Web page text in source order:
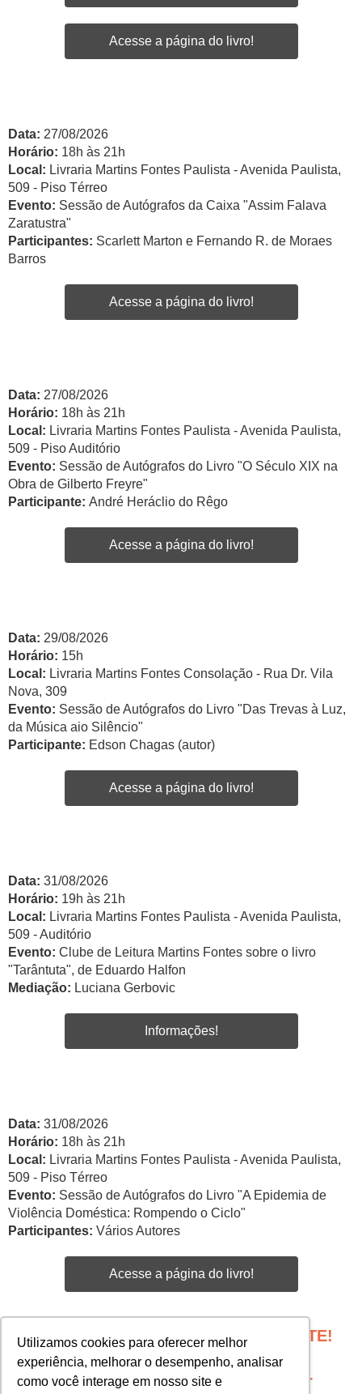
Utilizamos cookies para oferecer melhor
experiência, melhorar o desempenho, analisar
como você interage em nosso site e
Acesse a página do livro!
Data: 27/08/2026
Horário: 18h às 21h
Local: Livraria Martins Fontes Paulista - Avenida Paulista,
509 - Piso Térreo
Evento: Sessão de Autógrafos da Caixa "Assim Falava
Zaratustra"
Participantes: Scarlett Marton e Fernando R. de Moraes
Barros
Acesse a página do livro!
Data: 27/08/2026
Horário: 18h às 21h
Local: Livraria Martins Fontes Paulista - Avenida Paulista,
509 - Piso Auditório
Evento: Sessão de Autógrafos do Livro "O Século XIX na
Obra de Gilberto Freyre"
Participante: André Heráclio do Rêgo
Acesse a página do livro!
Data: 29/08/2026
Horário: 15h
Local: Livraria Martins Fontes Consolação - Rua Dr. Vila
Nova, 309
Evento: Sessão de Autógrafos do Livro "Das Trevas à Luz,
da Música aio Silêncio"
Participante: Edson Chagas (autor)
Acesse a página do livro!
Data: 31/08/2026
Horário: 19h às 21h
Local: Livraria Martins Fontes Paulista - Avenida Paulista,
509 - Auditório
Evento: Clube de Leitura Martins Fontes sobre o livro
"Tarântuta", de Eduardo Halfon
Mediação: Luciana Gerbovic
Informações!
Data: 31/08/2026
Horário: 18h às 21h
Local: Livraria Martins Fontes Paulista - Avenida Paulista,
509 - Piso Térreo
Evento: Sessão de Autógrafos do Livro "A Epidemia de
Violência Doméstica: Rompendo o Ciclo"
Participantes: Vários Autores
Acesse a página do livro!
PROGRAME SEU EVENTO COM A GENTE!
Edgar Santos -
esantos@martinsfontespaulista.com.br